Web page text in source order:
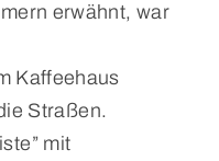
erwähnt, war
Kaffeehaus
Straßen.
mit